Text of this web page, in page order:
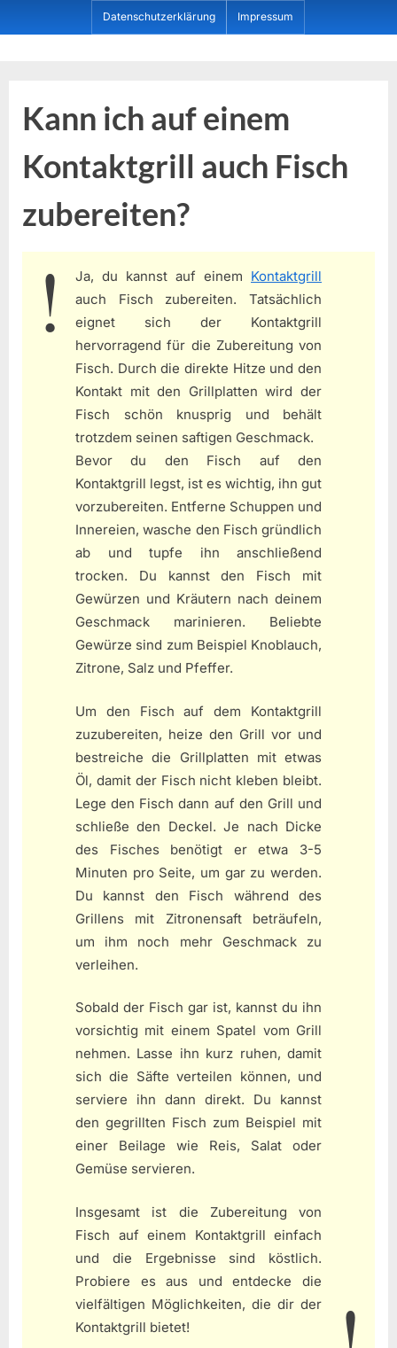
to
Datenschutzerklärung Impressum
Kann ich auf einem
Kontaktgrill auch Fisch
zubereiten?
Ja, du kannst auf einem Kontaktgrill
auch Fisch zubereiten. Tatsächlich
eignet sich der Kontaktgrill
hervorragend für die Zubereitung von
Fisch. Durch die direkte Hitze und den
Kontakt mit den Grillplatten wird der
Fisch schön knusprig und behält
trotzdem seinen saftigen Geschmack.
Bevor du den Fisch auf den
Kontaktgrill legst, ist es wichtig, ihn gut
vorzubereiten. Entferne Schuppen und
Innereien, wasche den Fisch gründlich
ab und tupfe ihn anschließend
trocken. Du kannst den Fisch mit
Gewürzen und Kräutern nach deinem
Geschmack marinieren. Beliebte
Gewürze sind zum Beispiel Knoblauch,
Zitrone, Salz und Pfeffer.
Um den Fisch auf dem Kontaktgrill
zuzubereiten, heize den Grill vor und
bestreiche die Grillplatten mit etwas
Öl, damit der Fisch nicht kleben bleibt.
Lege den Fisch dann auf den Grill und
schließe den Deckel. Je nach Dicke
des Fisches benötigt er etwa 3-5
Minuten pro Seite, um gar zu werden.
Du kannst den Fisch während des
Grillens mit Zitronensaft beträufeln,
um ihm noch mehr Geschmack zu
verleihen.
Sobald der Fisch gar ist, kannst du ihn
vorsichtig mit einem Spatel vom Grill
nehmen. Lasse ihn kurz ruhen, damit
sich die Säfte verteilen können, und
serviere ihn dann direkt. Du kannst
den gegrillten Fisch zum Beispiel mit
einer Beilage wie Reis, Salat oder
Gemüse servieren.
Insgesamt ist die Zubereitung von
Fisch auf einem Kontaktgrill einfach
und die Ergebnisse sind köstlich.
Probiere es aus und entdecke die
vielfältigen Möglichkeiten, die dir der
Kontaktgrill bietet!